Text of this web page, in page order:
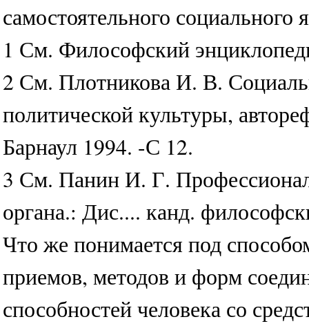
самостоятельного социального
1 См. Философский
2 См. Плотникова И. В.
политической культуры,
Барнаул 1994. -С 12.
3 См. Панин И. Г.
органа.: Дис.... канд.
Что же понимается под
приемов, методов и форм
способностей человека со